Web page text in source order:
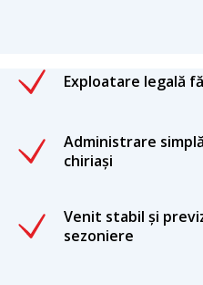
Exploatare legală
Administrare
chiriași
Venit stabil și
sezoniere